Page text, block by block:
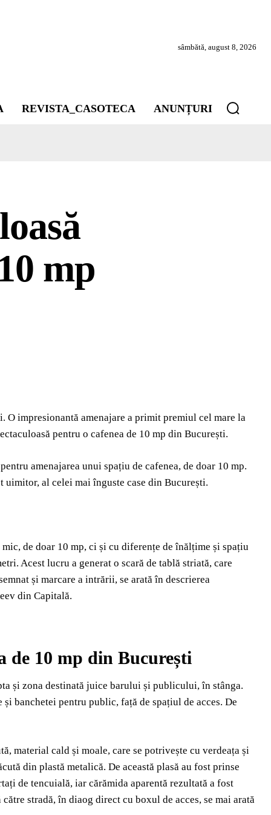
sâmbătă, august 8, 2026
REVISTA_CASOTECA ANUNȚURI
mp
impresionantă amenajare a primit premiul cel mare la
pentru o cafenea de 10 mp din București.
amenajarea unui spațiu de cafenea, de doar 10 mp.
al celei mai înguste case din București.
de doar 10 mp, ci și cu diferențe de înălțime și spațiu
Acest lucru a generat o scară de tablă striată, care
și marcare a intrării, se arată în descrierea
din Capitală.
de 10 mp din București
și zona destinată juice barului și publicului, în stânga.
banchetei pentru public, față de spațiul de acces. De
material cald și moale, care se potrivește cu verdeața și
din plastă metalică. De această plasă au fost prinse
de tencuială, iar cărămida aparentă rezultată a fost
stradă, în diaog direct cu boxul de acces, se mai arată